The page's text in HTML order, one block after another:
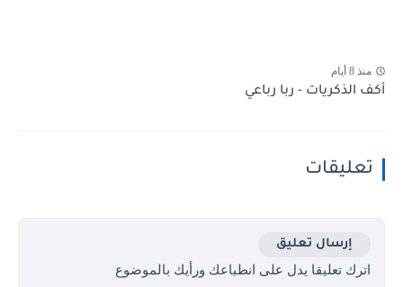
منذ 8 أيام
أكف الذكريات - ربا رباعي
تعليقات
إرسال تعليق
اترك تعليقا يدل على انطباعك ورأيك بالموضوع